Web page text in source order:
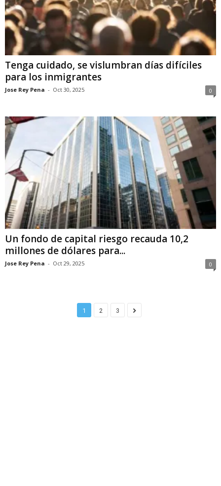
Tenga cuidado, se vislumbran días difíciles
para los inmigrantes
Jose Rey Pena - Oct 30, 2025 0
Un fondo de capital riesgo recauda 10,2
millones de dólares para...
Jose Rey Pena - Oct 29, 2025 0
1 2 3